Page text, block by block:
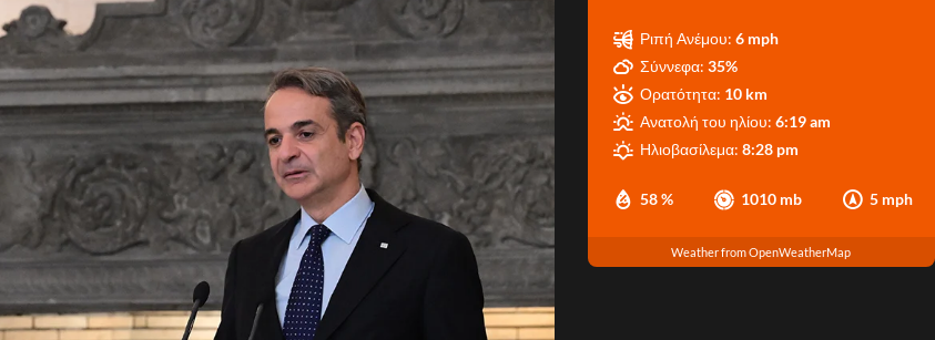
58 % 1010 mb 5 mph
Ριπή Ανέμου: 6 mph
Σύννεφα: 35%
Ορατότητα: 10 km
Ανατολή του ηλίου: 6:19 am
Ηλιοβασίλεμα: 8:28 pm
Weather from OpenWeatherMap